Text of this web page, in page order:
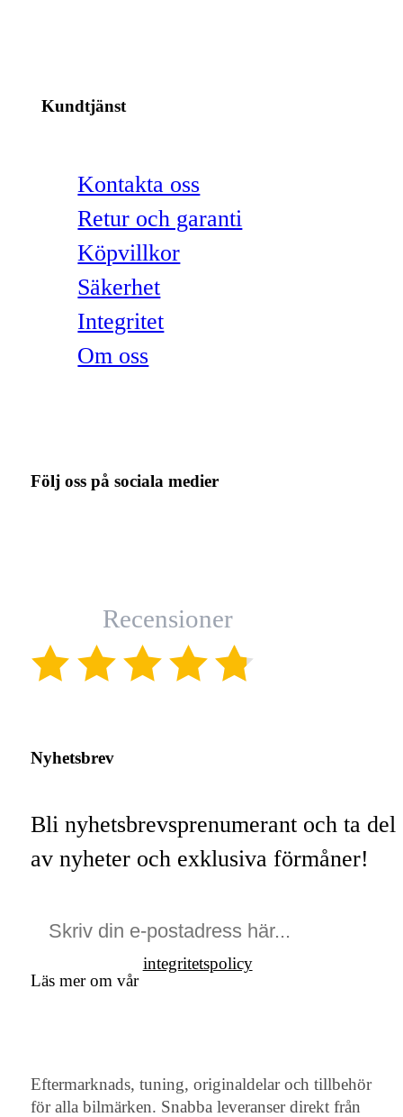
Kundtjänst
Kontakta oss
Retur och garanti
Köpvillkor
Säkerhet
Integritet
Om oss
Följ oss på sociala medier
Recensioner
Nyhetsbrev
Bli nyhetsbrevsprenumerant och ta del
av nyheter och exklusiva förmåner!
Läs mer om vår
integritetspolicy
Eftermarknads, tuning, originaldelar och tillbehör
för alla bilmärken. Snabba leveranser direkt från